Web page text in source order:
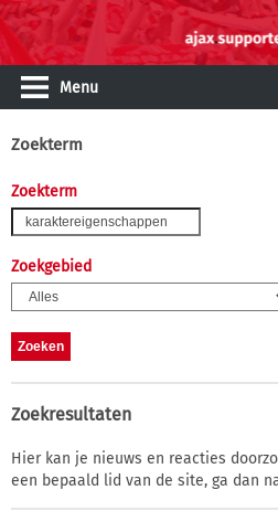
Menu
Zoekterm
Zoekterm
Zoekgebied
Zoekresultaten
Hier kan je nieuws en reacties
een bepaald lid van de site, ga dan